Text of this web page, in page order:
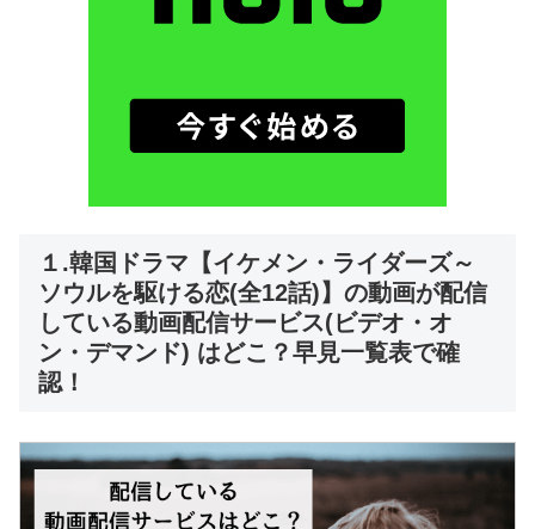
１.韓国ドラマ【イケメン・ライダーズ～
ソウルを駆ける恋(全12話)】の動画が配信
している動画配信サービス(ビデオ・オ
ン・デマンド) はどこ？早見一覧表で確
認！